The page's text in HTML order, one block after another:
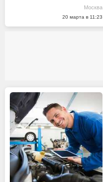
Москва
20 марта в 11:23